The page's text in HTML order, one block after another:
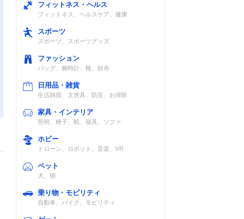
フィットネス・ヘルス
フィットネス、ヘルスケア、健康
スポーツ
スポーツ、スポーツグッズ
ファッション
バッグ、腕時計、靴、財布
日用品・雑貨
生活雑貨、文房具、防災、お掃除
家具・インテリア
照明、椅子、机、寝具、ソファ
ホビー
ドローン、ロボット、音楽、VR
ペット
犬、猫
乗り物・モビリティ
自動車、バイク、モビリティ